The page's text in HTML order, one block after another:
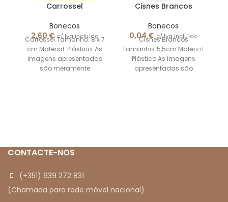
Carrossel
Bonecos
2,60 € c/ Iva incluído
Carrossel Tamanho: 8 x 7
cm Material: Plástico. As
imagens apresentadas
são meramente
Cisnes Brancos
Bonecos
0,04 € c/ Iva incluído
Cisnes Brancos
Tamanho: 5,5cm Material:
Plástico As imagens
apresentadas são
CONTACTE-NOS
(+351) 939 272 831
(Chamada para rede móvel nacional)